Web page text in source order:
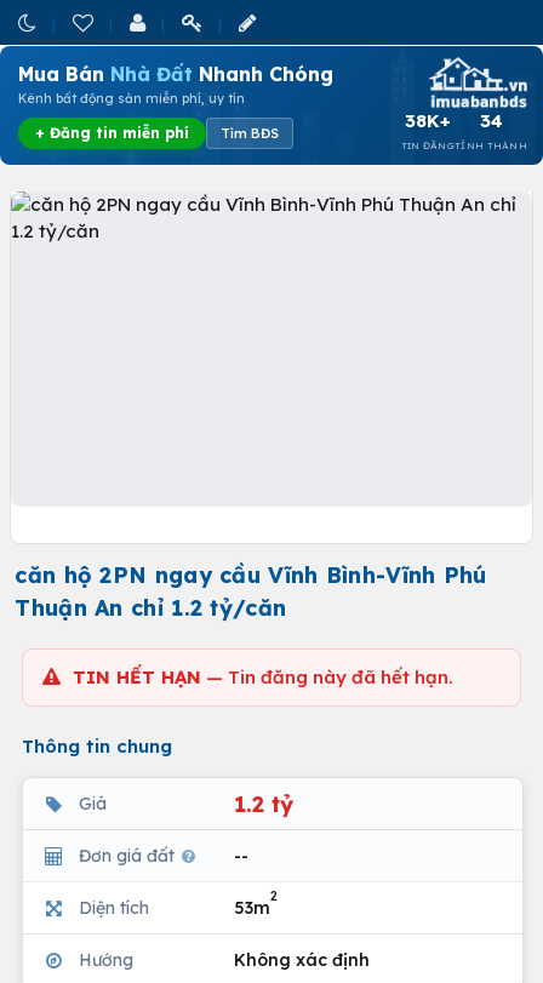
Mua Bán Nhà Đất Nhanh Chóng
Kênh bất động sản miễn phí, uy tín
+ Đăng tin miễn phí Tìm BĐS
38K+
TIN ĐĂNG
34
TỈNH THÀNH
căn hộ 2PN ngay cầu Vĩnh Bình-Vĩnh Phú
Thuận An chỉ 1.2 tỷ/căn
TIN HẾT HẠN — Tin đăng này đã hết hạn.
Thông tin chung
Giá 1.2 tỷ
Đơn giá đất --
Diện tích 53m
2
Hướng Không xác định